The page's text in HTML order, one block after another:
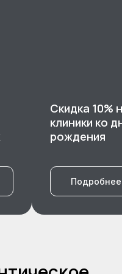
Скидка 10%
клиники ко
рождения